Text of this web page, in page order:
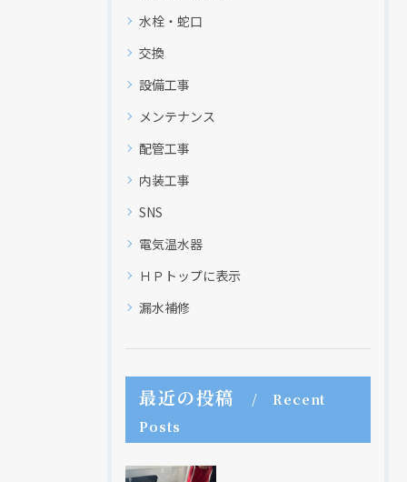
水栓・蛇口
交換
設備工事
メンテナンス
配管工事
内装工事
SNS
電気温水器
ＨＰトップに表示
漏水補修
最近の投稿
Recent
Posts